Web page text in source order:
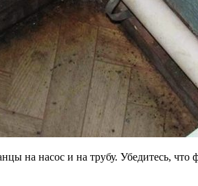
на насос и на трубу. Убедитесь,